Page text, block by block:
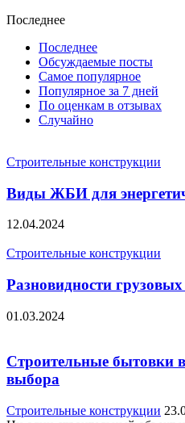
Последнее
Последнее
Обсуждаемые посты
Самое популярное
Популярное за 7 дней
По оценкам в отзывах
Случайно
Строительные конструкции
Виды ЖБИ для
12.04.2024
Строительные конструкции
Разновидности
01.03.2024
Строительные бытовки
выбора
Строительные конструкции